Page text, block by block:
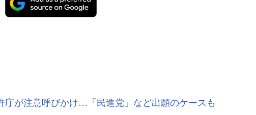
庁が注意呼びかけ…「民進党」など出願のケースも